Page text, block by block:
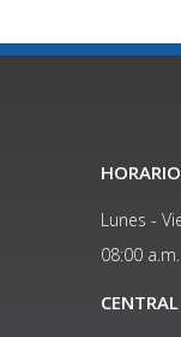
Lunes -
08:00